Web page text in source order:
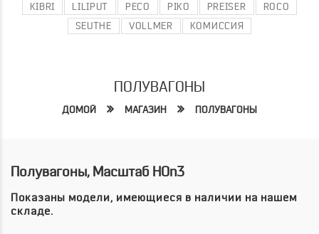
KIBRI
LILIPUT PECO PIKO PREISER
ROCO
SEUTHE
VOLLMER КОМИССИЯ
ПОЛУВАГОНЫ
ДОМОЙ МАГАЗИН ПОЛУВАГОНЫ
Полувагоны, Масштаб HOn3
Показаны модели, имеющиеся в наличии на нашем
складе.